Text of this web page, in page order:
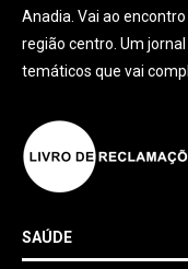
Anadia. Vai ao
região centro. Um
temáticos que vai
SAÚDE